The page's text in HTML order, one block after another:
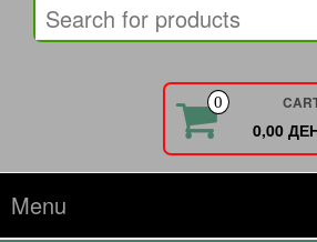
0
0,00
Menu